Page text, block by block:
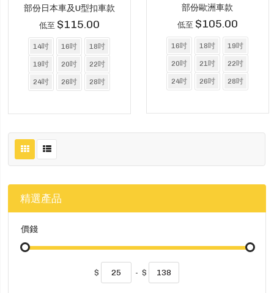
部份日本車及U型扣車款
低至 $115.00
14吋 16吋 18吋
19吋 20吋 22吋
24吋 26吋 28吋
部份歐洲車款
低至 $105.00
16吋 18吋 19吋
20吋 21吋 22吋
24吋 26吋 28吋
精選產品
價錢
$ - $